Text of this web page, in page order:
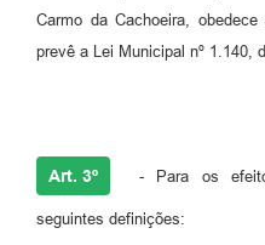
Carmo da Cachoeira,
prevê a Lei Municipal nº 1.140,
Art. 3º - Para os
seguintes definições: